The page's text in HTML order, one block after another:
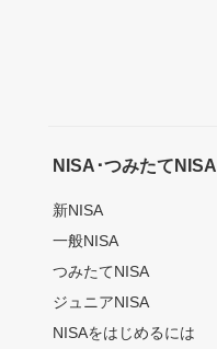
NISA･つみたてNISA
新NISA
一般NISA
つみたてNISA
ジュニアNISA
NISAをはじめるには